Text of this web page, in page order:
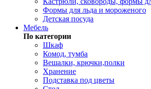
Формы для льда и мороженого
Детская посуда
Мебель
По категории
Шкаф
Комод, тумба
Вешалки, крючки,полки
Хранение
Подставка под цветы